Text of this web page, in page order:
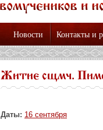
Новости Контакты и
Житие сщмч.
Даты: 16 сентября